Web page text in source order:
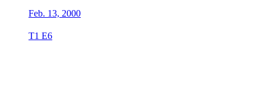
Feb. 13, 2000
T1 E6